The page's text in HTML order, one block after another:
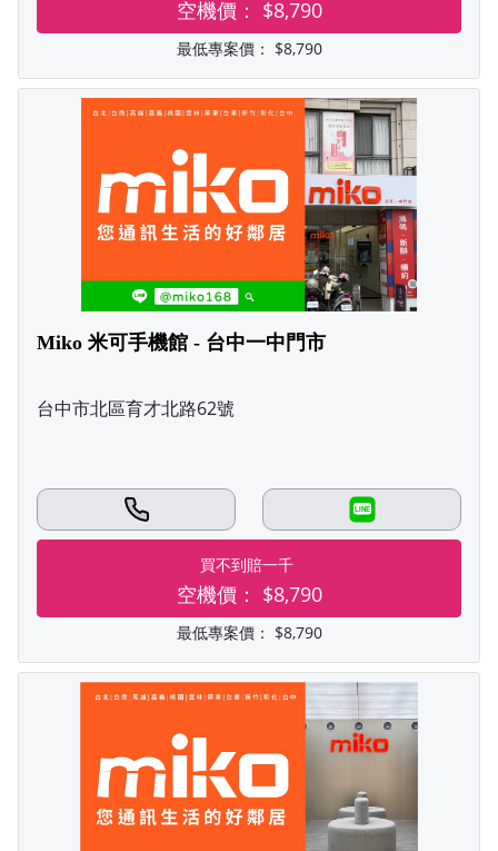
空機價： $8,790
最低專案價： $8,790
Miko 米可手機館 - 台中一中門市
台中市北區育才北路62號
LINE
買不到賠一千
空機價： $8,790
最低專案價： $8,790